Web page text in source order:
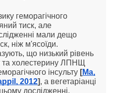
геморагічного
тиск, але
мали дещо
ніж м'ясоїди.
що низький рівень
та холестерину ЛПНЩ
інсульту [Ma,
2012], а вегетаріанці
дослідженні.